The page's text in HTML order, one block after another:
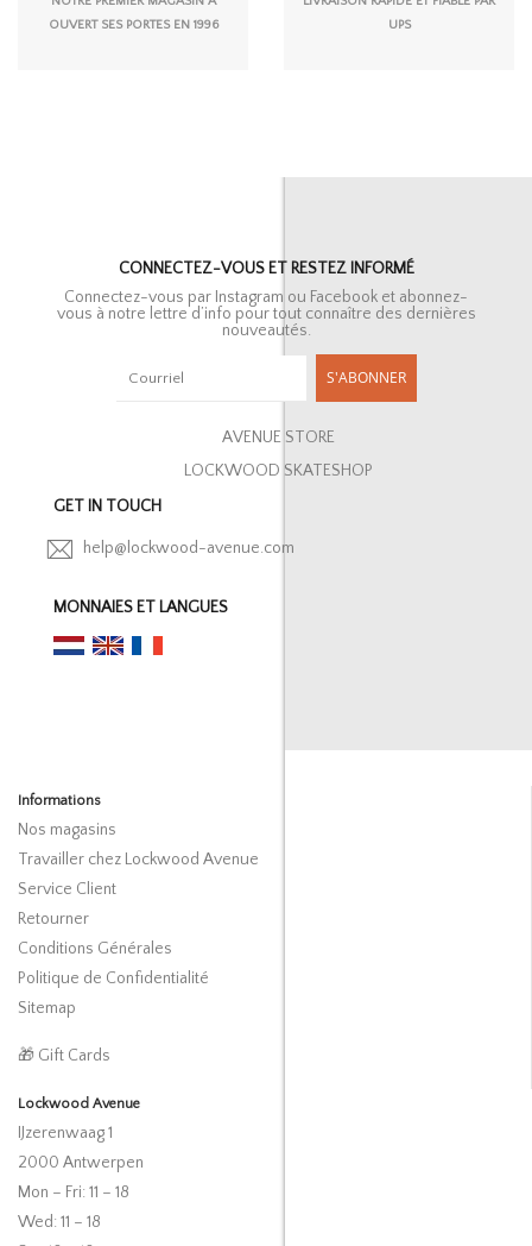
OUVERT SES PORTES EN 1996
UPS
CONNECTEZ-VOUS ET RESTEZ INFORMÉ
Connectez-vous par Instagram ou Facebook et abonnez-
vous à notre lettre d’info pour tout connaître des dernières
nouveautés.
S'ABONNER
AVENUE STORE
LOCKWOOD SKATESHOP
GET IN TOUCH
help@lockwood-avenue.com
MONNAIES ET LANGUES
Informations
Nos magasins
Travailler chez Lockwood Avenue
Service Client
Retourner
Conditions Générales
Politique de Confidentialité
Sitemap
🎁 Gift Cards
Lockwood Avenue
IJzerenwaag 1
2000 Antwerpen
Mon – Fri: 11 – 18
Wed: 11 – 18